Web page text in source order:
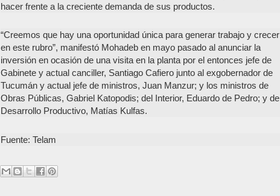
hacer frente a la creciente demanda de sus productos.
“Creemos que hay una oportunidad única para generar trabajo y crecer
en este rubro”, manifestó Mohadeb en mayo pasado al anunciar la
inversión en ocasión de una visita en la planta por el entonces jefe de
Gabinete y actual canciller, Santiago Cafiero junto al exgobernador de
Tucumán y actual jefe de ministros, Juan Manzur; y los ministros de
Obras Públicas, Gabriel Katopodis; del Interior, Eduardo de Pedro; y de
Desarrollo Productivo, Matías Kulfas.
Fuente: Telam